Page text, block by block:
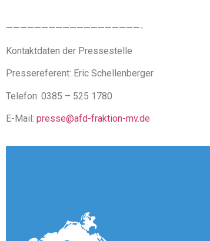
———————————————————-
Kontaktdaten der Pressestelle
Pressereferent: Eric Schellenberger
Telefon: 0385 – 525 1780
E-Mail: presse@afd-fraktion-mv.de